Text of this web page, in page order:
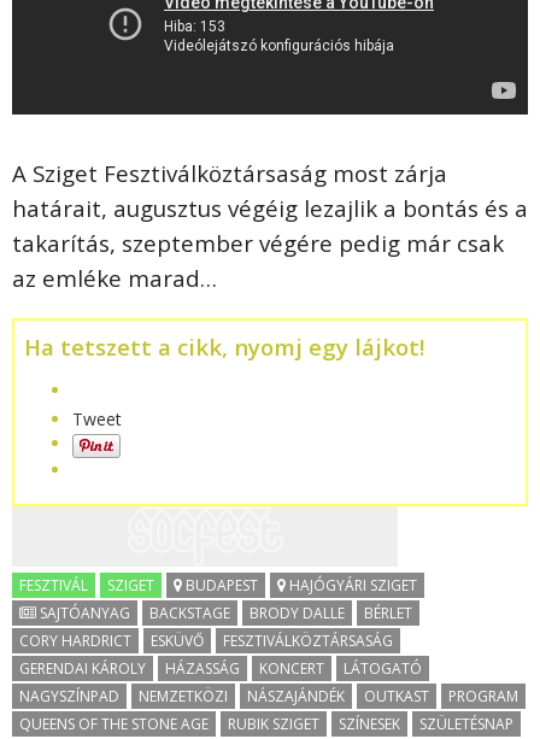
A Sziget Fesztiválköztársaság most zárja
határait, augusztus végéig lezajlik a bontás és a
takarítás, szeptember végére pedig már csak
az emléke marad…
Ha tetszett a cikk, nyomj egy lájkot!
Tweet
FESZTIVÁL SZIGET BUDAPEST
HAJÓGYÁRI SZIGET
SAJTÓANYAG
BACKSTAGE BRODY DALLE
BÉRLET
CORY HARDRICT
ESKÜVŐ
FESZTIVÁLKÖZTÁRSASÁG
GERENDAI KÁROLY
HÁZASSÁG KONCERT
LÁTOGATÓ
NAGYSZÍNPAD
NEMZETKÖZI NÁSZAJÁNDÉK OUTKAST
PROGRAM
QUEENS OF THE STONE AGE
RUBIK SZIGET SZÍNESEK
SZÜLETÉSNAP